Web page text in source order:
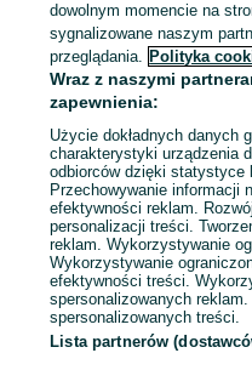
Zaloguj się / Załóż konto
dowolnym momencie na
sygnalizowane naszym
przeglądania. Polityka
Wraz z naszymi
zapewnienia:
Użycie dokładnych danych
charakterystyki urządzenia
odbiorców dzięki statystyce
Przechowywanie informacji
efektywności reklam.
personalizacji treści.
reklam. Wykorzystywanie
Wykorzystywanie
efektywności treści.
spersonalizowanych
spersonalizowanych treści.
Lista partnerów